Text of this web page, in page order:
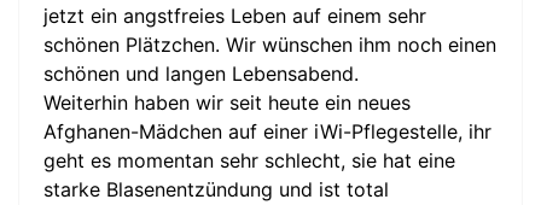
jetzt ein angstfreies Leben auf einem sehr
schönen Plätzchen. Wir wünschen ihm noch einen
schönen und langen Lebensabend.
Weiterhin haben wir seit heute ein neues
Afghanen-Mädchen auf einer iWi-Pflegestelle, ihr
geht es momentan sehr schlecht, sie hat eine
starke Blasenentzündung und ist total